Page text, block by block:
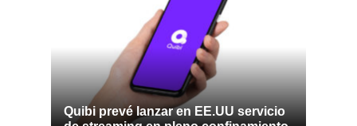
Quibi prevé lanzar en EE.UU servicio